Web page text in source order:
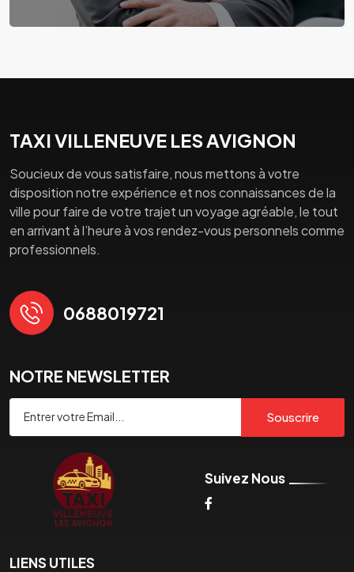
TAXI VILLENEUVE LES AVIGNON
Soucieux de vous satisfaire, nous mettons à votre
disposition notre expérience et nos connaissances de la
ville pour faire de votre trajet un voyage agréable, le tout
en arrivant à l’heure à vos rendez-vous personnels comme
professionnels.
0688019721
NOTRE NEWSLETTER
Souscrire
Suivez Nous
LIENS UTILES